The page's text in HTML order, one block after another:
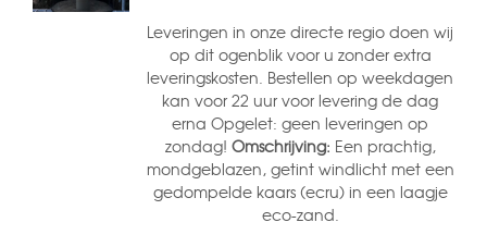
Leveringen in onze directe regio doen wij
op dit ogenblik voor u zonder extra
leveringskosten. Bestellen op weekdagen
kan voor 22 uur voor levering de dag
erna Opgelet: geen leveringen op
zondag! Omschrijving: Een prachtig,
mondgeblazen, getint windlicht met een
gedompelde kaars (ecru) in een laagje
eco-zand.